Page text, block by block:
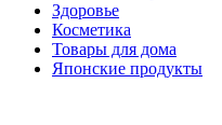
Здоровье
Косметика
Товары для дома
Японские продукты